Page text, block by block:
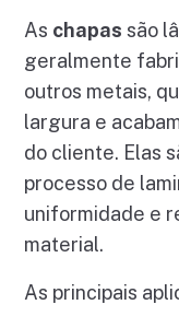
As chapas são
geralmente
outros metais,
largura e
do cliente. Elas
processo de
uniformidade e
material.
As principais